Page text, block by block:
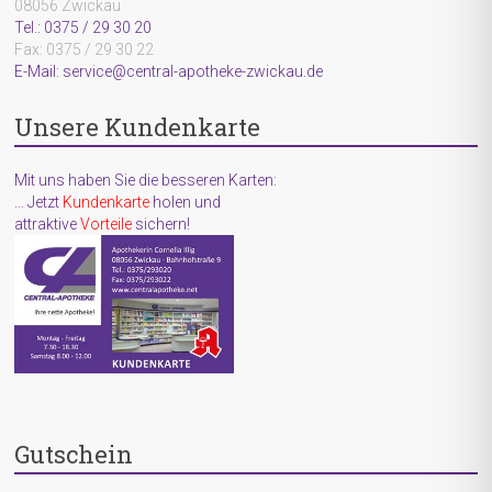
Mensch
bist.
08056 Zwickau
Tel.: 0375 / 29 30 20
Fax: 0375 / 29 30 22
E-Mail: service@central-apotheke-zwickau.de
Unsere Kundenkarte
Mit uns haben Sie die besseren Karten:
... Jetzt Kundenkarte holen und
attraktiveVorteile sichern!
Gutschein